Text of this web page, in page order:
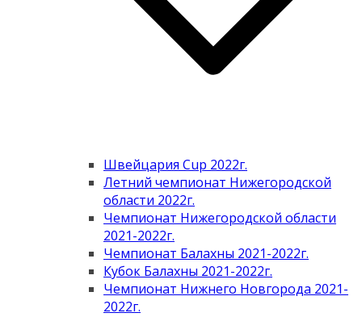
Швейцария Cup 2022г.
Летний чемпионат Нижегородской
области 2022г.
Чемпионат Нижегородской области
2021-2022г.
Чемпионат Балахны 2021-2022г.
Кубок Балахны 2021-2022г.
Чемпионат Нижнего Новгорода 2021-
2022г.